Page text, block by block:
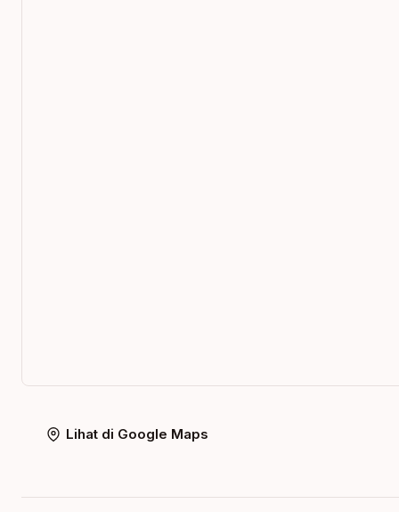
Lihat di Google Maps